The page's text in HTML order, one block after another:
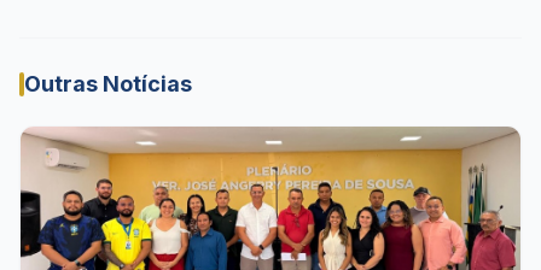
Outras Notícias